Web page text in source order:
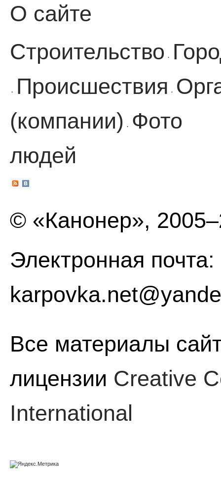
О сайте
Строительство ·
· Происшествия ·
(компании)
·
Фото
людей
© «Канонер»,
Электронная почта:
Все материалы
лицензии Creative
International